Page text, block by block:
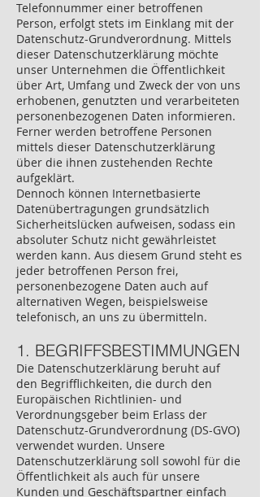
Telefonnummer einer betroffenen
Person, erfolgt stets im Einklang mit der
Datenschutz-Grundverordnung. Mittels
dieser Datenschutzerklärung möchte
unser Unternehmen die Öffentlichkeit
über Art, Umfang und Zweck der von uns
erhobenen, genutzten und verarbeiteten
personenbezogenen Daten informieren.
Ferner werden betroffene Personen
mittels dieser Datenschutzerklärung
über die ihnen zustehenden Rechte
aufgeklärt.
Dennoch können Internetbasierte
Datenübertragungen grundsätzlich
Sicherheitslücken aufweisen, sodass ein
absoluter Schutz nicht gewährleistet
werden kann. Aus diesem Grund steht es
jeder betroffenen Person frei,
personenbezogene Daten auch auf
alternativen Wegen, beispielsweise
telefonisch, an uns zu übermitteln.
1. BEGRIFFSBESTIMMUNGEN
Die Datenschutzerklärung beruht auf
den Begrifflichkeiten, die durch den
Europäischen Richtlinien- und
Verordnungsgeber beim Erlass der
Datenschutz-Grundverordnung (DS-GVO)
verwendet wurden. Unsere
Datenschutzerklärung soll sowohl für die
Öffentlichkeit als auch für unsere
Kunden und Geschäftspartner einfach